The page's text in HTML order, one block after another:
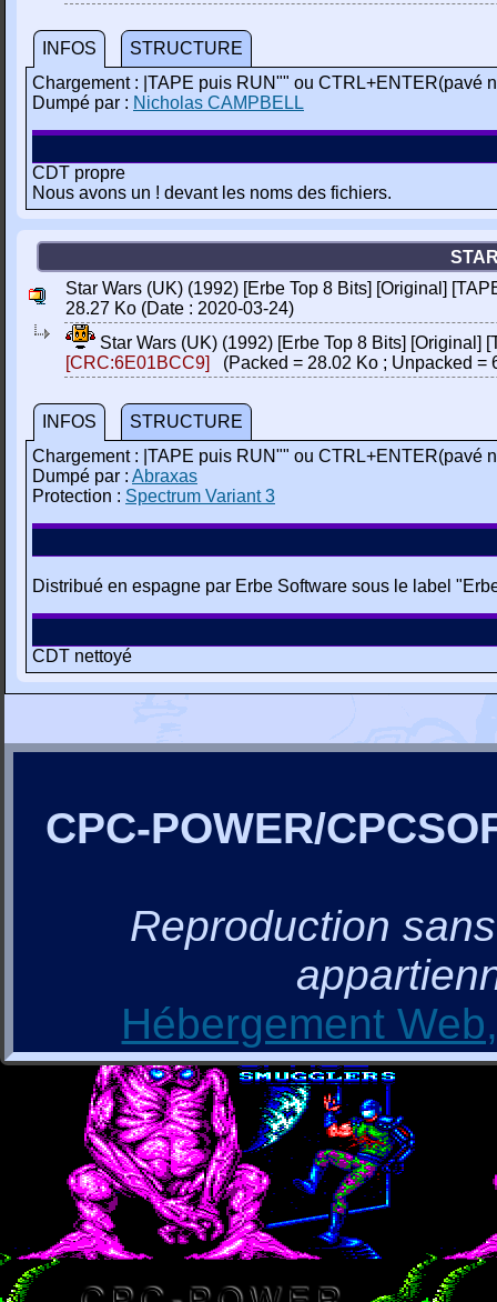
INFOS
STRUCTURE
Chargement : |TAPE puis RUN"" ou CTRL+ENTER(pavé
Dumpé par : Nicholas CAMPBELL
CDT propre
Nous avons un ! devant les noms des fichiers.
Star Wars (UK) (1992) [Erbe Top 8 Bits] [Original]
28.27 Ko (Date : 2020-03-24)
Star Wars (UK) (1992) [Erbe Top 8 Bits] [Original]
[CRC:6E01BCC9]
(Packed = 28.02 Ko ; Unpacked =
INFOS
STRUCTURE
Chargement : |TAPE puis RUN"" ou CTRL+ENTER(pavé
Dumpé par : Abraxas
Protection : Spectrum Variant 3
Distribué en espagne par Erbe Software sous le label
CDT nettoyé
CPC-POWER/
Reproduction
Hébergement